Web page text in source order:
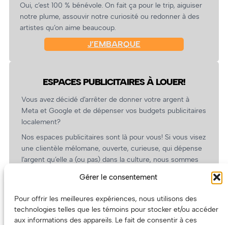
Gérer le consentement
Pour offrir les meilleures expériences, nous utilisons des
technologies telles que les témoins pour stocker et/ou accéder
aux informations des appareils. Le fait de consentir à ces
Oui, c’est 100 % bénévole. On fait ça pour le trip, aiguiser
notre plume, assouvir notre curiosité ou redonner à des
artistes qu’on aime beaucoup.
J’EMBARQUE
ESPACES PUBLICITAIRES À LOUER!
Vous avez décidé d’arrêter de donner votre argent à
Meta et Google et de dépenser vos budgets publicitaires
localement?
Nos espaces publicitaires sont là pour vous! Si vous visez
une clientèle mélomane, ouverte, curieuse, qui dépense
l’argent qu’elle a (ou pas) dans la culture, nous sommes
revient.
(Oui, on va avoir des tarifs spéciaux pour vous, les